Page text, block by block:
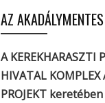
AZ
A KEREKHARASZTI
HIVATAL KOMPLEX
PROJEKT